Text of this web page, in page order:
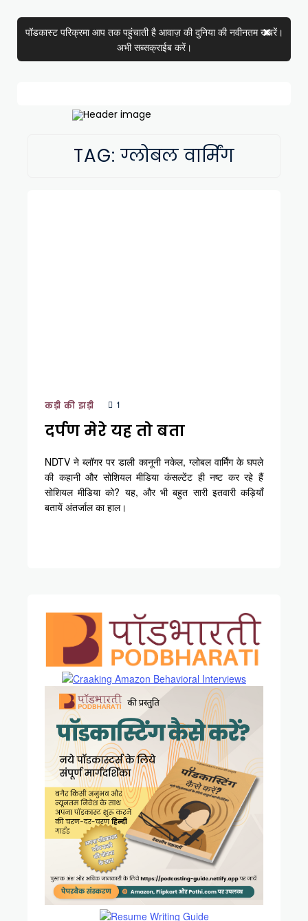
पॉडकास्ट परिक्रमा आप तक पहुंचाती है आवाज़ की दुनिया की नवीनतम खबरें।
अभी सब्सक्राईब करें।
TAG:ग्लोबल वार्मिंग
कड़ी की झड़ी 1
दर्पण मेरे यह तो बता
NDTV ने ब्लॉगर पर डाली कानूनी नकेल, ग्लोबल वार्मिंग के घपले
की कहानी और सोशियल मीडिया कंसल्टेंट ही नष्ट कर रहे हैं
सोशियल मीडिया को? यह, और भी बहुत सारी इतवारी कड़ियाँ
बतायें अंतर्जाल का हाल।